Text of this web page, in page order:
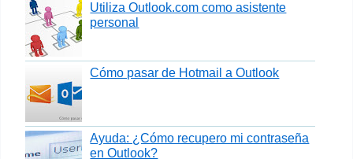
Utiliza Outlook.com como asistente
personal
Cómo pasar de Hotmail a Outlook
Ayuda: ¿Cómo recupero mi contraseña
en Outlook?